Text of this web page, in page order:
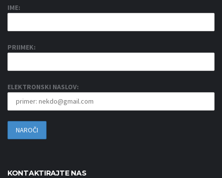
IME:
PRIIMEK:
ELEKTRONSKI NASLOV:
KONTAKTIRAJTE NAS